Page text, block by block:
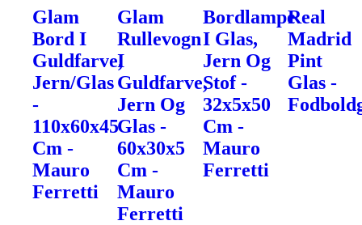
Glam
Bord I
Guldfarve,
Jern/Glas
-
110x60x45
Cm -
Mauro
Ferretti
Glam
Rullevogn
I
Guldfarve,
Jern Og
Glas -
60x30x5
Cm -
Mauro
Ferretti
Bordlampe
I Glas,
Jern Og
Stof -
32x5x50
Cm -
Mauro
Ferretti
Real
Madrid
Pint
Glas -